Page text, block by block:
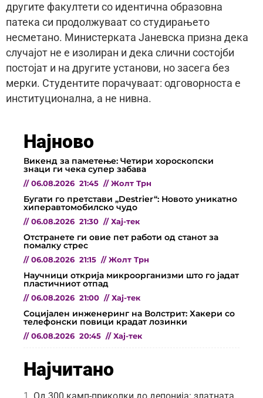
другите факултети со идентична образовна
патека си продолжуваат со студирањето
несметано. Министерката Јаневска призна дека
случајот не е изолиран и дека слични состојби
постојат и на другите установи, но засега без
мерки. Студентите порачуваат: одговорноста е
институционална, а не нивна.
Најново
Викенд за паметење: Четири хороскопски
знаци ги чека супер забава
// 06.08.2026 21:45 // Жолт Трн
Бугати го претстави „Destrier“: Новото уникатно
хиперавтомобилско чудо
// 06.08.2026 21:30 // Хај-тек
Отстранете ги овие пет работи од станот за
помалку стрес
// 06.08.2026 21:15 // Жолт Трн
Научници открија микроорганизми што го јадат
пластичниот отпад
// 06.08.2026 21:00 // Хај-тек
Социјален инженеринг на Волстрит: Хакери со
телефонски повици крадат лозинки
// 06.08.2026 20:45 // Хај-тек
Најчитано